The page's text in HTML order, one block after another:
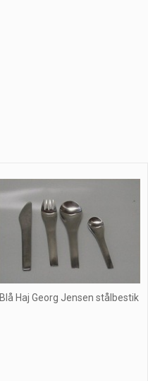
Blå Haj Georg Jensen stålbestik